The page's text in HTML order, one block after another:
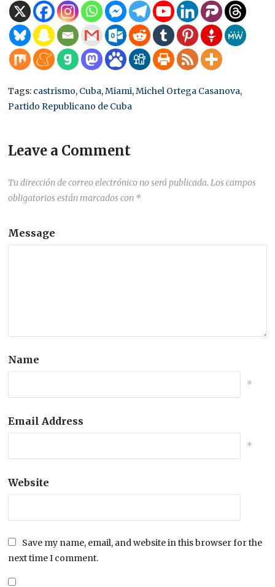
Tags: castrismo, Cuba,Miami,Michel Ortega Casanova,
Partido Republicano de Cuba
Leave a Comment
Tu dirección de correo electrónico no será publicada. Los campos
obligatorios están marcados con *
Message
Name
*
Email Address
*
Website
Save my name, email, and website in this browser for the
next time I comment.